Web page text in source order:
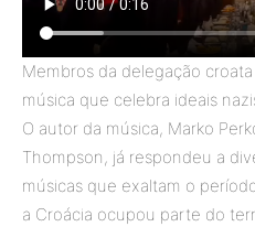
Membros da delegação
música que celebra ideais
O autor da música, Marko
Thompson, já respondeu a
músicas que exaltam o
a Croácia ocupou parte do